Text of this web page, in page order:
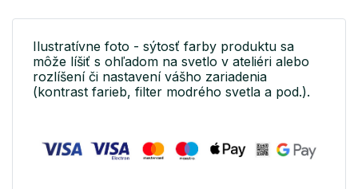
Ilustratívne foto - sýtosť farby produktu sa
môže líšiť s ohľadom na svetlo v ateliéri alebo
rozlíšení či nastavení vášho zariadenia
(kontrast farieb, filter modrého svetla a pod.).